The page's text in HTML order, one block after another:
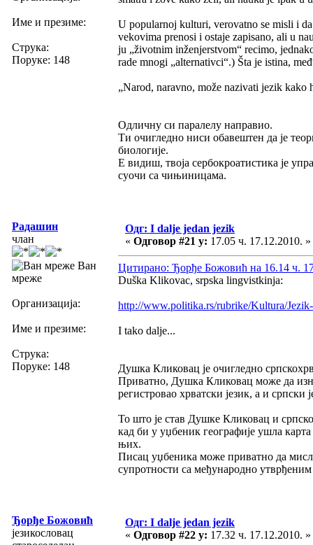
Име и презиме:
Струка:
Поруке: 148
U popularnoj kulturi, verovatno se misli i da
vekovima prenosi i ostaje zapisano, ali u
ju „životnim inženjerstvom“ recimo,
rade mnogi „alternativci“.) Šta je istina,
„Narod, naravno, može nazivati jezik kako
Одличну си паралелу направио.
Tи очигледно ниси обавештен да је
биологије.
Е видиш, твоја сербокроатистика је
суочи са чињиницама.
Радашин
члан
Ван
мреже
Организација:
Име и презиме:
Струка:
Поруке: 148
Одг: I dalje jedan jezik
« Одговор #21 у: 17.05 ч. 17.12.2010. »
Цитирано: Ђорђе Божовић на 16.14 ч.
Duška Klikovac, srpska lingvistkinja:
http://www.politika.rs/rubrike/Kultura/
I tako dalje...
Душка Кликовац је очигледно
Приватно, Душка Кликовац може да
регистровао хрватски језик, а и српски
То што је став Душке Кликовац и
кад би у уџбеник географије ушла
њих.
Писац уџбеника може приватно да
супротности са међународно
Ђорђе Божовић
језикословац
Одг: I dalje jedan jezik
« Одговор #22 у: 17.32 ч. 17.12.2010. »